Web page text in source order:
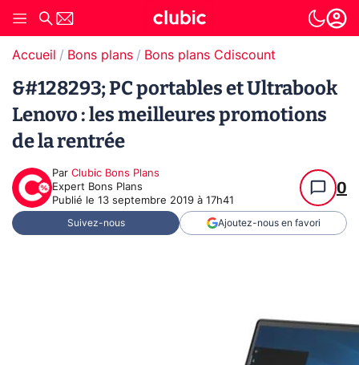
Accueil Bons plans Bons plans Cdiscount
&#128293; PC portables et Ultrabook
Lenovo : les meilleures promotions
de la rentrée
Par Clubic Bons Plans
Expert Bons Plans
Publié le 13 septembre 2019 à 17h41
0
Suivez-nous Ajoutez-nous en favori